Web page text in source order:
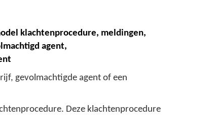
klachtenprocedure, meldingen,
agent,
gevolmachtigde agent of een
Deze klachtenprocedure